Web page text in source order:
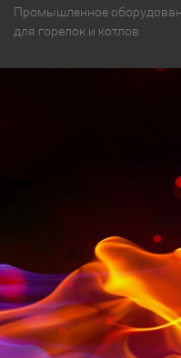
Промышленное
для горелок и котлов